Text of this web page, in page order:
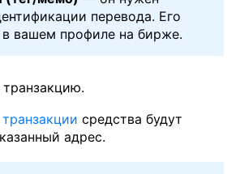
перевода. Его
вашем профиле на бирже.
средства будут
адрес.